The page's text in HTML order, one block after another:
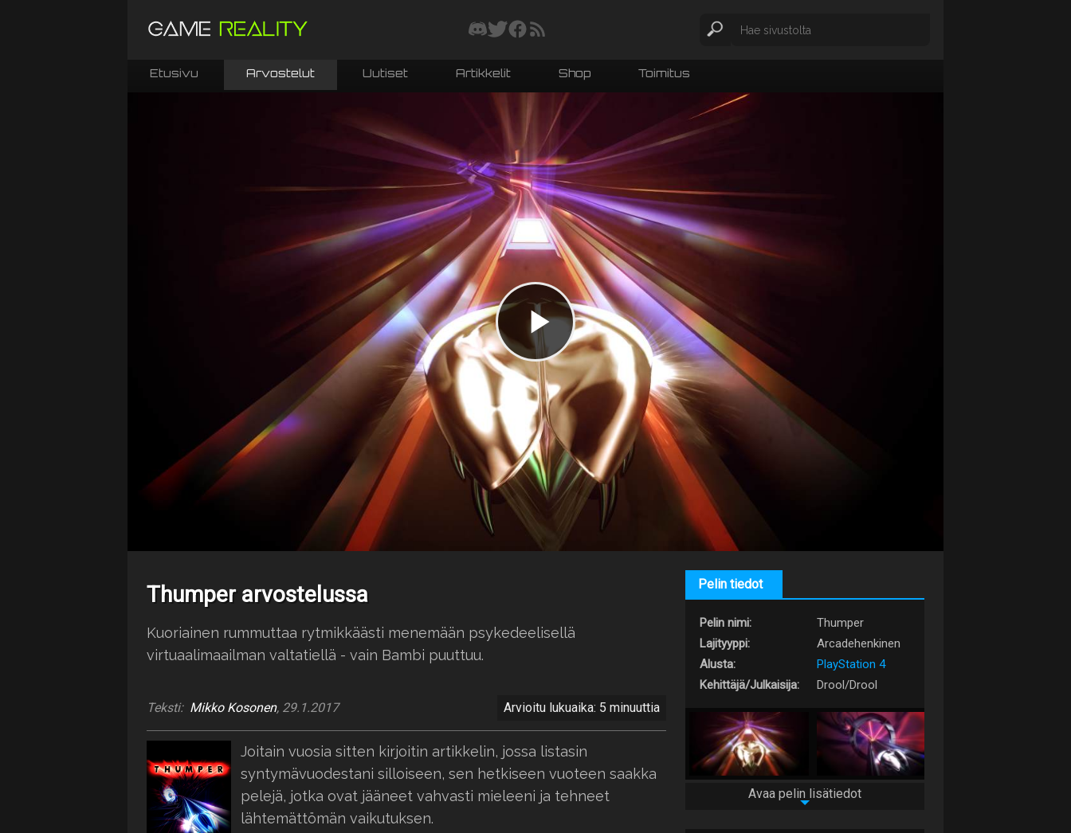
Etusivu Arvostelut Uutiset Artikkelit Shop Toimitus
Thumper arvostelussa
Kuoriainen rummuttaa rytmikkäästi menemään psykedeelisellä
virtuaalimaailman valtatiellä - vain Bambi puuttuu.
Teksti: Mikko Kosonen, 29.1.2017 Arvioitu lukuaika: 5 minuuttia
Joitain vuosia sitten kirjoitin artikkelin, jossa listasin
syntymävuodestani silloiseen, sen hetkiseen vuoteen saakka
pelejä, jotka ovat jääneet vahvasti mieleeni ja tehneet
lähtemättömän vaikutuksen.
Pelin tiedot
Pelin nimi:
Thumper
Lajityyppi:
Arcadehenkinen
Alusta:
PlayStation 4
Kehittäjä/Julkaisija:
Drool/Drool
Avaa pelin lisätiedot